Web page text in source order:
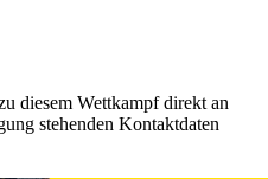
diesem Wettkampf direkt an
stehenden Kontaktdaten